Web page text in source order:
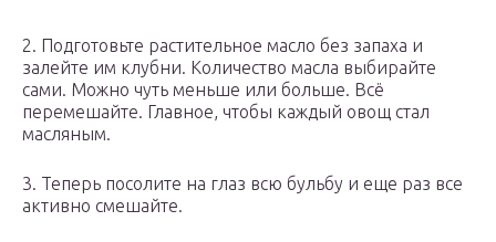
2. Подготовьте растительное масло без запаха и
залейте им клубни. Количество масла выбирайте
сами. Можно чуть меньше или больше. Всё
перемешайте. Главное, чтобы каждый овощ стал
масляным.
3. Теперь посолите на глаз всю бульбу и еще раз все
активно смешайте.